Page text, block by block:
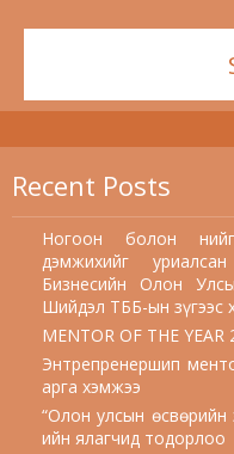
Recent Posts
Ногоон болон
дэмжихийг
Бизнесийн Олон
Шийдэл ТББ-ын зүгээс
MENTOR OF THE YEAR
Энтрепренершип
арга хэмжээ
“Олон улсын өсвөрийн
ийн ялагчид тодорлоо